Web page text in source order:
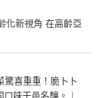
化新視角 在高齡亞
驚喜重重！脆卜卜
味干邑名釀。︱